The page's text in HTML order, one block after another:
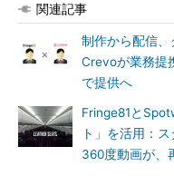
関連記事
制作から配信、
Crevoが業務提
で提供へ
Fringe81と
ト」を活用：
360度動画が、